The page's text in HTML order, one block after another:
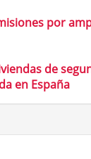
por
de
en España